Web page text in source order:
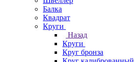
Балка
Квадрат
Круги
Назад
Круги
Круг бронза